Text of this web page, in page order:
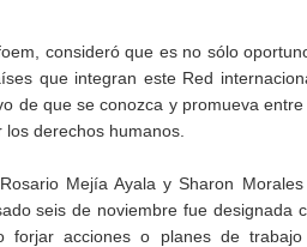
consideró que es no sólo
que integran este Red
de que se conozca y promueva
derechos humanos.
Mejía Ayala y Sharon
seis de noviembre fue designada
forjar acciones o planes de